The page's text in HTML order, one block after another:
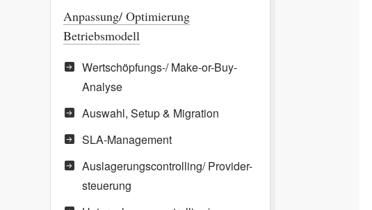
Anpassung/ Optimierung
Betriebsmodell
Wertschöpfungs-/ Make-or-Buy-
Analyse
Auswahl, Setup & Migration
SLA-Management
Auslagerungscontrolling/ Provider-
steuerung